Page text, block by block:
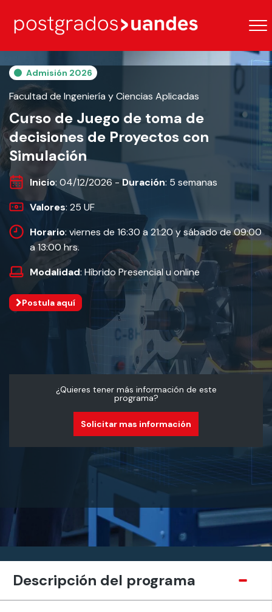
Admisión 2026
Facultad de Ingeniería y Ciencias Aplicadas
Curso de Juego de toma de
decisiones de Proyectos con
Simulación
Inicio: 04/12/2026 -Duración: 5 semanas
Valores: 25 UF
Horario: viernes de 16:30 a 21:20 y sábado de 09:00
a 13:00 hrs.
Modalidad: Híbrido Presencial u online
Postula aquí
¿Quieres tener más información de este
programa?
Solicitar mas información
Descripción del programa